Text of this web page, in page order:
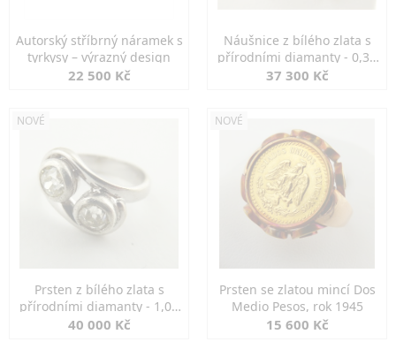
Autorský stříbrný náramek s
tyrkysy – výrazný design
22 500 Kč
Náušnice z bílého zlata s
přírodními diamanty - 0,30
ct
37 300 Kč
NOVÉ
Prsten z bílého zlata s
přírodními diamanty - 1,00
ct
40 000 Kč
NOVÉ
Prsten se zlatou mincí Dos
Medio Pesos, rok 1945
15 600 Kč